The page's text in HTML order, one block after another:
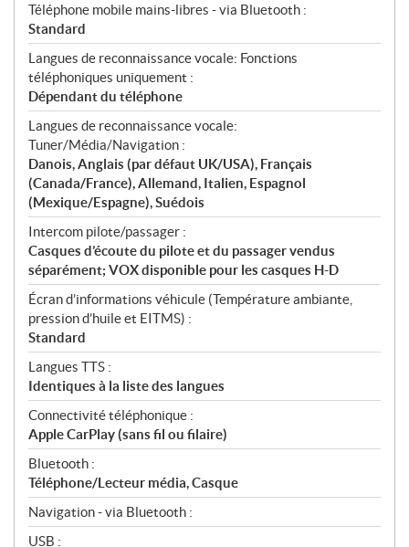
Téléphone mobile mains-libres - via Bluetooth :
Standard
Langues de reconnaissance vocale: Fonctions
téléphoniques uniquement :
Dépendant du téléphone
Langues de reconnaissance vocale:
Tuner/Média/Navigation :
Danois, Anglais (par défaut UK/USA), Français
(Canada/France), Allemand, Italien, Espagnol
(Mexique/Espagne), Suédois
Intercom pilote/passager :
Casques d’écoute du pilote et du passager vendus
séparément; VOX disponible pour les casques H-D
Écran d’informations véhicule (Température ambiante,
pression d’huile et EITMS) :
Standard
Langues TTS :
Identiques à la liste des langues
Connectivité téléphonique :
Apple CarPlay (sans fil ou filaire)
Bluetooth :
Téléphone/Lecteur média, Casque
Navigation - via Bluetooth :
USB :